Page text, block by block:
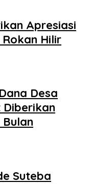
Apresiasi
Hilir
Desa
Diberikan
Suteba